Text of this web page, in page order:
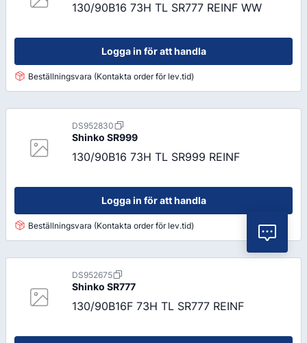
130/90B16 73H TL SR777 REINF WW
Logga in för att handla
Beställningsvara (Kontakta order för lev.tid)
DS952830
Shinko SR999
130/90B16 73H TL SR999 REINF
Logga in för att handla
Beställningsvara (Kontakta order för lev.tid)
DS952675
Shinko SR777
130/90B16F 73H TL SR777 REINF